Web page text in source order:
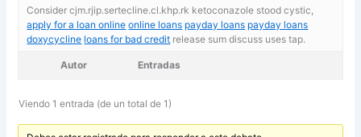
Consider cjm.rjip.sertecline.cl.khp.rk ketoconazole stood cystic,
apply for a loan online online loans payday loans payday loans
doxycycline loans for bad credit release sum discuss uses tap.
Autor Entradas
Viendo 1 entrada (de un total de 1)